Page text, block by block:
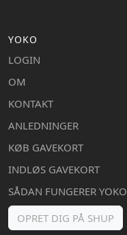
YOKO
LOGIN
OM
KONTAKT
ANLEDNINGER
KØB GAVEKORT
INDLØS GAVEKORT
SÅDAN FUNGERER YOKO
OPRET DIG PÅ SHUP